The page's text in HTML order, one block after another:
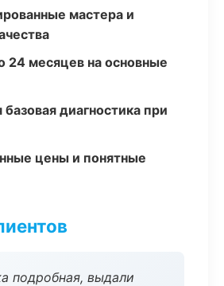
мастера и
24 месяцев на основные
базовая диагностика при
цены и понятные
подробная, выдали